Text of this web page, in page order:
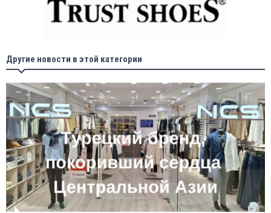
Другие новости в этой категории